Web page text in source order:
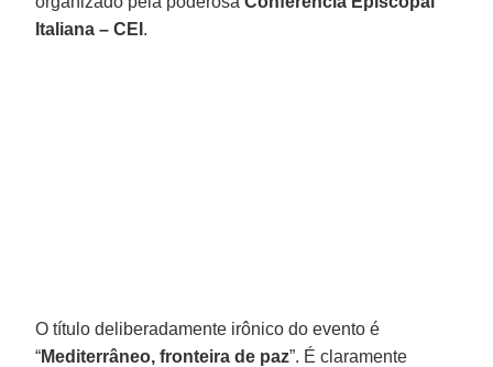
Italiana – CEI .
O título deliberadamente irônico do evento é
“Mediterrâneo, fronteira de paz”. É claramente